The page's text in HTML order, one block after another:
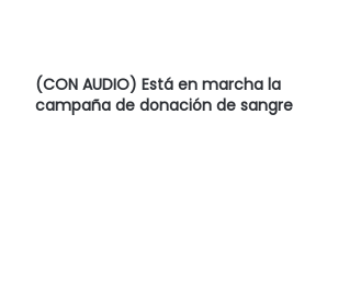
(CON AUDIO) Está en marcha la
campaña de donación de sangre